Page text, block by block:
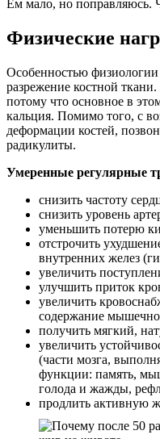
Ем мало, но поправляюсь.
Физические
Особенностью физиологии
разрежение костной
потому что основное в
кальция. Помимо того, с
деформации костей,
радикулиты.
Умеренные регулярные
снизить частоту
снизить уровень
уменьшить потерю
отстрочить
внутренних желез
увеличить
улучшить приток
увеличить
содержание
получить мягкий,
увеличить
(части мозга,
функции: память,
голода и жажды,
продлить активную